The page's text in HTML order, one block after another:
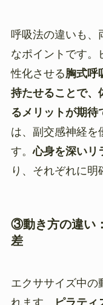
呼吸法の違いも、
なポイントです。
性化させる胸式呼
持たせることで、
るメリットが期待
は、副交感神経を
す。心身を深いリ
り、それぞれに明
③動き方の違い
差
エクササイズ中の
れます。
ピラティ